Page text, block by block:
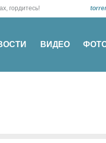
о подвигах, гордитесь!
ВИДЕО